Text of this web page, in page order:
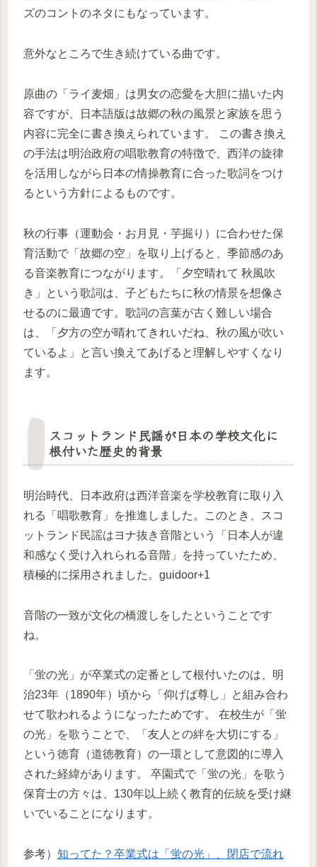
ズのコントのネタにもなっています。
意外なところで生き続けている曲です。
原曲の「ライ麦畑」は男女の恋愛を大胆に描いた内
容ですが、日本語版は故郷の秋の風景と家族を思う
内容に完全に書き換えられています。 この書き換え
の手法は明治政府の唱歌教育の特徴で、西洋の旋律
を活用しながら日本の情操教育に合った歌詞をつけ
るという方針によるものです。
秋の行事（運動会・お月見・芋掘り）に合わせた保
育活動で「故郷の空」を取り上げると、季節感のあ
る音楽教育につながります。「夕空晴れて 秋風吹
き」という歌詞は、子どもたちに秋の情景を想像さ
せるのに最適です。歌詞の言葉が古く難しい場合
は、「夕方の空が晴れてきれいだね、秋の風が吹い
ているよ」と言い換えてあげると理解しやすくなり
ます。
スコットランド民謡が日本の学校文化に
根付いた歴史的背景
明治時代、日本政府は西洋音楽を学校教育に取り入
れる「唱歌教育」を推進しました。このとき、スコ
ットランド民謡はヨナ抜き音階という「日本人が違
和感なく受け入れられる音階」を持っていたため、
積極的に採用されました。guidoor+1
音階の一致が文化の橋渡しをしたということです
ね。
「蛍の光」が卒業式の定番として根付いたのは、明
治23年（1890年）頃から「仰げば尊し」と組み合わ
せて歌われるようになったためです。 在校生が「蛍
の光」を歌うことで、「友人との絆を大切にする」
という徳育（道徳教育）の一環として意図的に導入
された経緯があります。 卒園式で「蛍の光」を歌う
保育士の方々は、130年以上続く教育的伝統を受け継
いでいることになります。
参考） 知ってた？卒業式は「蛍の光」、閉店で流れ